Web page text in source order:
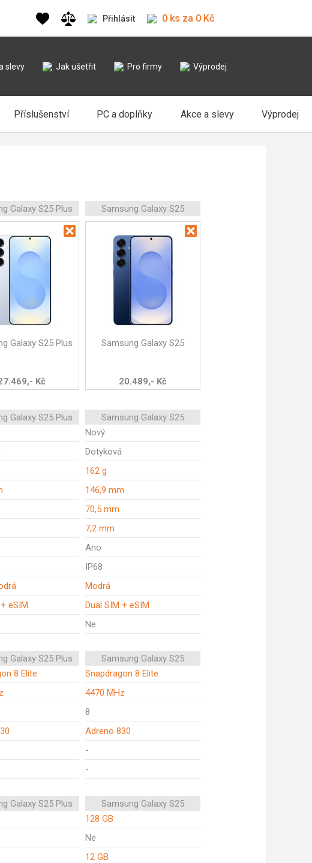
Přihlásit 0 ks za 0 Kč
slevy Jak ušetřit Pro firmy Výprodej
Příslušenství PC a doplňky Akce a slevy Výprodej
Galaxy S25 Plus Samsung Galaxy S25
Galaxy S25 Plus
Kč
Samsung Galaxy S25
20.489,- Kč
Galaxy S25 Plus
Samsung Galaxy S25
Nový
Dotyková
162 g
146,9 mm
70,5 mm
7,2 mm
Ano
IP68
Modrá
eSIM
Dual SIM + eSIM
Ne
Galaxy S25 Plus
Samsung Galaxy S25
8 Elite
Snapdragon 8 Elite
4470 MHz
8
Adreno 830
-
-
Galaxy S25 Plus
Samsung Galaxy S25
128 GB
Ne
12 GB